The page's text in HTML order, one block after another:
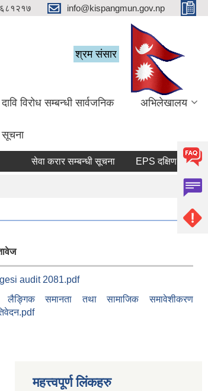
info@kispangmun.gov.np
श्रम संसार
दावि विरोध सम्बन्धी सार्वजनिक
सूचना
अभिलेखालय
सेवा करार सम्बन्धी सूचना
gesi audit 2081.pdf
लैङ्गिक समानता तथा सामाजिक समावेशीकरण
महत्त्वपूर्ण लि‌ंकहरु